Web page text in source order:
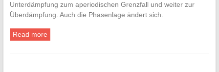
Unterdämpfung zum aperiodischen Grenzfall und weiter zur
Überdämpfung. Auch die Phasenlage ändert sich.
Read more